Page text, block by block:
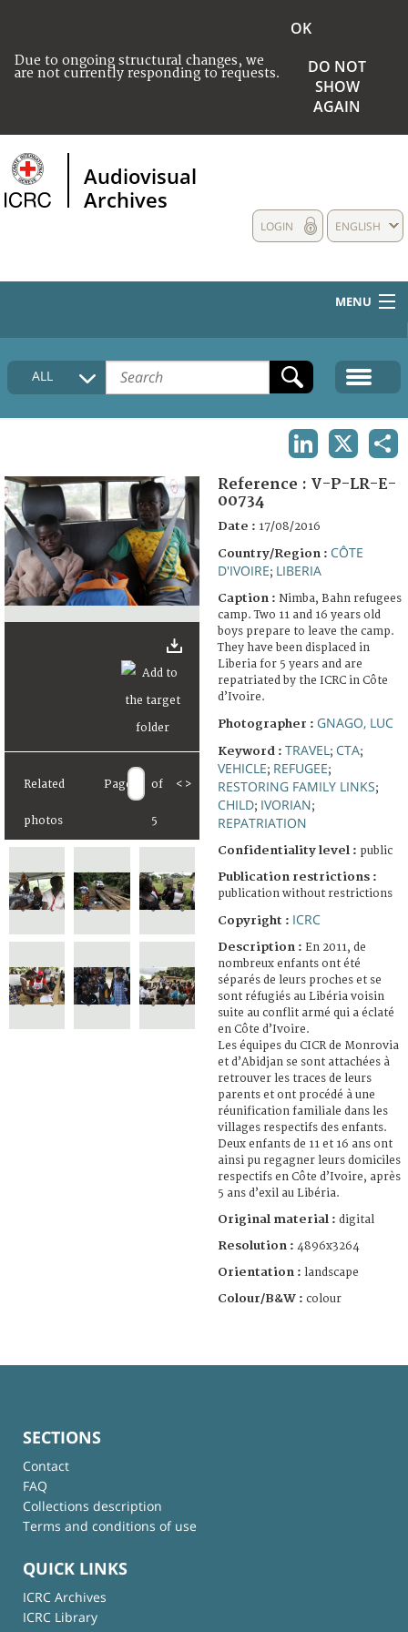
Due to ongoing structural changes, we
are not currently responding to requests.
OK
DO NOT
SHOW
AGAIN
Audiovisual
Archives
ENGLISH
LOGIN
MENU
HOME
COLLECTIONS DESCRIPTION
FAQ
ALL
Related
photos
Page of
5
< >
Reference : V-P-LR-E-
00734
Date : 17/08/2016
Country/Region : CÔTE
D'IVOIRE; LIBERIA
Caption : Nimba, Bahn refugees
camp. Two 11 and 16 years old
boys prepare to leave the camp.
They have been displaced in
Liberia for 5 years and are
repatriated by the ICRC in Côte
d’Ivoire.
Photographer : GNAGO, LUC
Keyword : TRAVEL ; CTA;
VEHICLE; REFUGEE;
RESTORING FAMILY LINKS;
CHILD; IVORIAN;
REPATRIATION
Confidentiality level : public
Publication restrictions :
publication without restrictions
Copyright : ICRC
Description : En 2011, de
nombreux enfants ont été
séparés de leurs proches et se
sont réfugiés au Libéria voisin
suite au conflit armé qui a éclaté
en Côte d’Ivoire.
Les équipes du CICR de Monrovia
et d’Abidjan se sont attachées à
retrouver les traces de leurs
parents et ont procédé à une
réunification familiale dans les
villages respectifs des enfants.
Deux enfants de 11 et 16 ans ont
ainsi pu regagner leurs domiciles
respectifs en Côte d’Ivoire, après
5 ans d’exil au Libéria.
Original material : digital
Resolution : 4896x3264
Orientation : landscape
Colour/B&W : colour
SECTIONS
Contact
FAQ
Collections description
Terms and conditions of use
QUICK LINKS
ICRC Archives
ICRC Library